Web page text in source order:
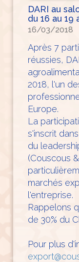
DARI au
du 16 au 19
16/03/2018
Après 7
réussies,
2018, l'un
Europe.
La
s'inscrit
du
(Couscous
marchés
l'entreprise.
Rappelons
de 30% du
Pour plus